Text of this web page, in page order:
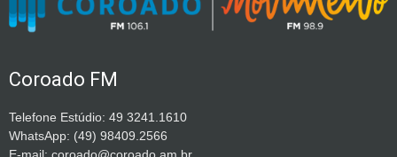
Coroado FM
Telefone Estúdio: 49 3241.1610
WhatsApp: (49) 98409.2566
E-mail: coroado@coroado.am.br